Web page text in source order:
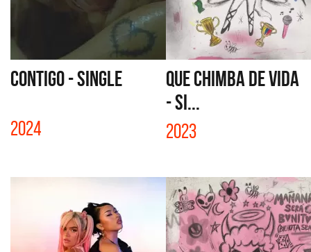
CONTIGO - SINGLE
2024
QUE CHIMBA DE VIDA
- SI...
2023